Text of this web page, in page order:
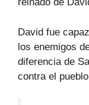
David fue
los enemigos
diferencia de
contra el